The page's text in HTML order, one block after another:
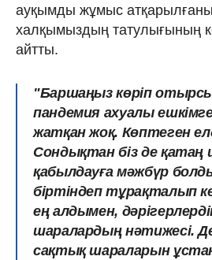
ауқымды жұмыс
халқымыздың татулығының
айтты.
"Баршаңыз көріп
пандемия ахуалы
жатқан жоқ. Көптеген
Сондықтан біз де қатаң
қабылдауға мәжбүр
біртіндеп тұрақталып
ең алдымен,
шаралардың нәтижесі.
сақтық шараларын